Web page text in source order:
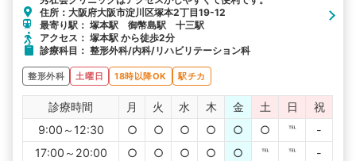
住所：大阪府大阪市淀川区塚本2丁目19-12
最寄り駅： 塚本駅 御幣島駅 十三駅
アクセス： 塚本駅 から徒歩2分
診療科目： 整形外科/内科/リハビリテーション科
整形外科 土曜日 18時以降OK 駅チカ
診療時間 月 火 水 木 金 土 日
祝
9:00～12:30
○ ○ ○ ○ ○ ○ ℡
-
17:00～20:00
○ ○ ○ ○ ○ ℡ ℡ -